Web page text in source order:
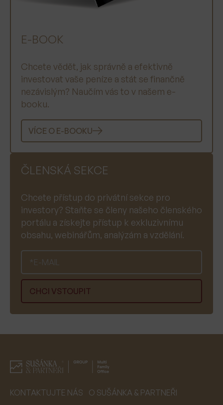
E-BOOK
Chcete vědět, jak správně a efektivně
investovat vaše peníze a stát se finančně
nezávislým? Naučím vás to v našem e-
booku.
VÍCE O E-BOOKU
ČLENSKÁ SEKCE
Chcete přístup do privátní sekce pro
investory? Staňte se členy našeho členského
portálu a získejte přístup k exkluzivnímu
obsahu, webinářům, analýzám a vzdělání.
KONTAKTUJTE NÁS
O SUŠÁNKA & PARTNEŘI